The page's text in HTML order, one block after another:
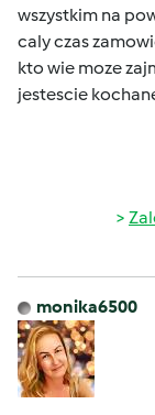
wszystkim na
caly czas
kto wie moze
jestescie
monika6500